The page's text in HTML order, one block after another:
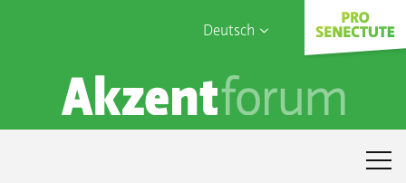
Deutsch
English
Français
Sophia Care